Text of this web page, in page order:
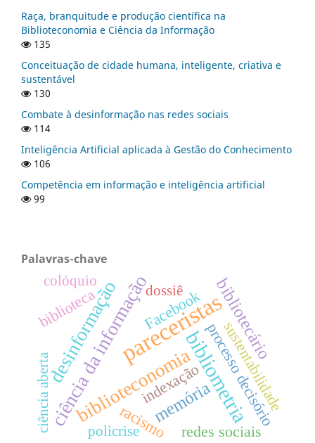
Raça, branquitude e produção científica na
Biblioteconomia e Ciência da Informação
135
Conceituação de cidade humana, inteligente, criativa e
sustentável
130
Combate à desinformação nas redes sociais
114
Inteligência Artificial aplicada à Gestão do Conhecimento
106
Competência em informação e inteligência artificial
99
Palavras-chave
pareceristas
bibliometria
ciência da informação
desinformação
biblioteconomia
bibliotecário
memóriaprocesso decisório
Facebook
racismo
biblioteca
sustentabilidade
redes sociais
indexação
dossiê
policrise
colóquio
ciência aberta